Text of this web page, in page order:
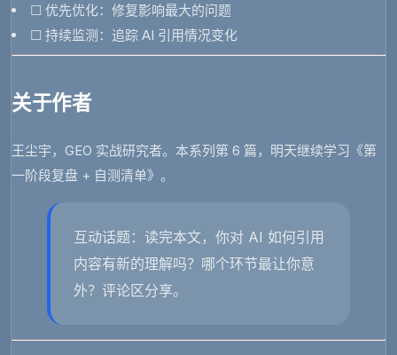
☐ 优先优化：修复影响最大的问题
☐ 持续监测：追踪 AI 引用情况变化
关于作者
王尘宇，GEO 实战研究者。本系列第 6 篇，明天继续学习《第
一阶段复盘 + 自测清单》。
互动话题：读完本文，你对 AI 如何引用
内容有新的理解吗？哪个环节最让你意
外？评论区分享。